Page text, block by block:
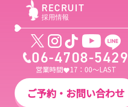
RECRUIT
採用情報
06-4708-5429
営業時間 17：00～LAST
ご予約・お問い合わせ